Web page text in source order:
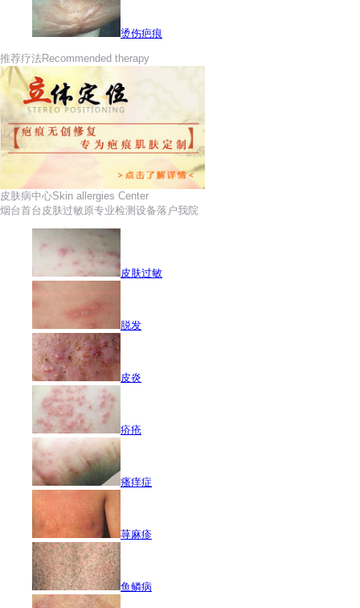
烫伤疤痕
推荐疗法Recommended therapy
皮肤病中心Skin allergies Center
烟台首台皮肤过敏原专业检测设备落户我院
皮肤过敏
脱发
皮炎
疥疮
瘙痒症
荨麻疹
鱼鳞病